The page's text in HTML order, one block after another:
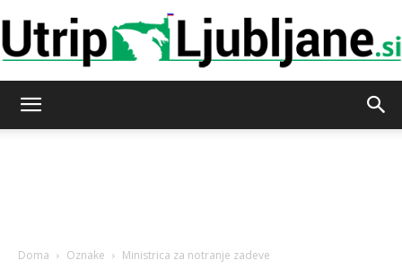
Doma Oznake Ministrica za notranje zadeve